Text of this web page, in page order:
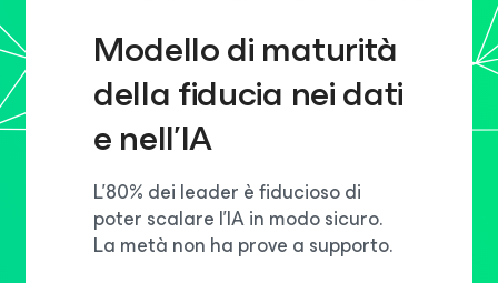
Modello di maturità
della fiducia nei dati
e nell'IA
L'80% dei leader è fiducioso di
poter scalare l'IA in modo sicuro.
La metà non ha prove a supporto.